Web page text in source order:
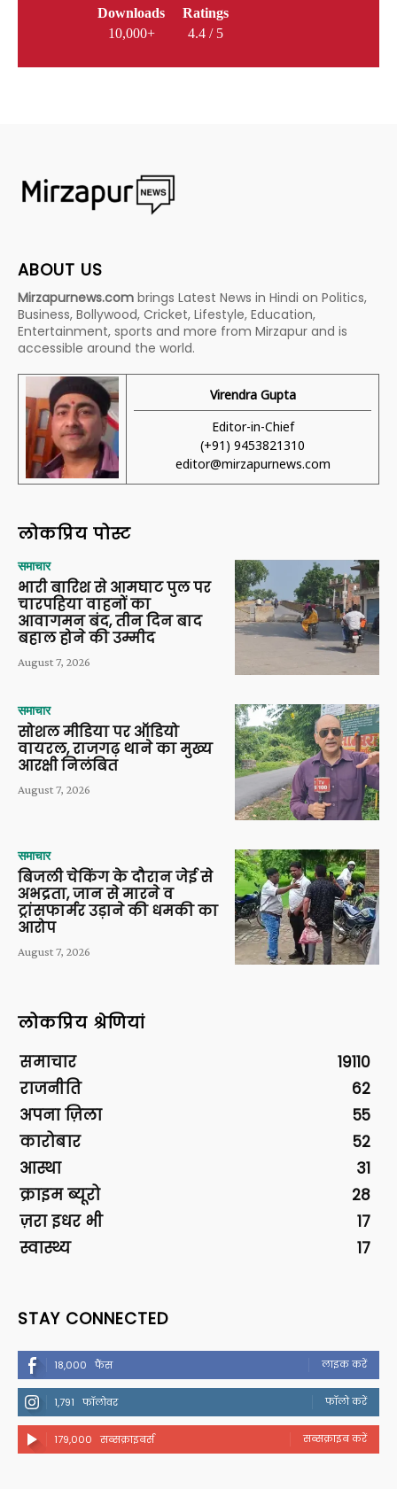
Downloads
10,000+
Ratings
4.4 / 5
ABOUT US
Mirzapurnews.com brings Latest News in Hindi on Politics,
Business, Bollywood, Cricket, Lifestyle, Education,
Entertainment, sports and more from Mirzapur and is
accessible around the world.
Virendra Gupta
Editor-in-Chief
(+91) 9453821310
editor@mirzapurnews.com
लोकप्रिय पोस्ट
समाचार
भारी बारिश से आमघाट पुल पर
चारपहिया वाहनों का
आवागमन बंद, तीन दिन बाद
बहाल होने की उम्मीद
August 7, 2026
समाचार
सोशल मीडिया पर ऑडियो
वायरल, राजगढ़ थाने का मुख्य
आरक्षी निलंबित
August 7, 2026
समाचार
बिजली चेकिंग के दौरान जेई से
अभद्रता, जान से मारने व
ट्रांसफार्मर उड़ाने की धमकी का
आरोप
August 7, 2026
लोकप्रिय श्रेणियां
समाचार
19110
राजनीति
62
अपना ज़िला
55
कारोबार
52
आस्था
31
क्राइम ब्यूरो
28
ज़रा इधर भी
17
स्वास्थ्य
17
STAY CONNECTED
18,000 फैंस लाइक करें
1,791 फॉलोवर फॉलो करें
179,000 सब्सक्राइबर्स सब्सक्राइब करें